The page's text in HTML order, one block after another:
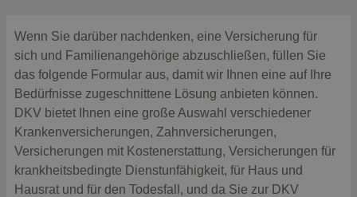
Wenn Sie darüber nachdenken, eine Versicherung für
sich und Familienangehörige abzuschließen, füllen Sie
das folgende Formular aus, damit wir Ihnen eine auf Ihre
Bedürfnisse zugeschnittene Lösung anbieten können.
DKV bietet Ihnen eine große Auswahl verschiedener
Krankenversicherungen, Zahnversicherungen,
Versicherungen mit Kostenerstattung, Versicherungen für
krankheitsbedingte Dienstunfähigkeit, für Haus und
Hausrat und für den Todesfall, und da Sie zur DKV